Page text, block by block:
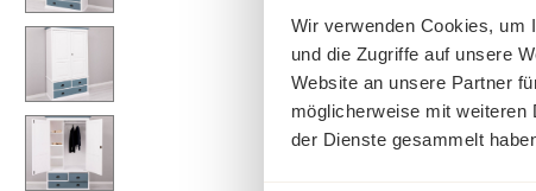
Wir verwenden Cookies, um
und die Zugriffe auf unsere
Website an unsere Partner
möglicherweise mit weiteren
der Dienste gesammelt